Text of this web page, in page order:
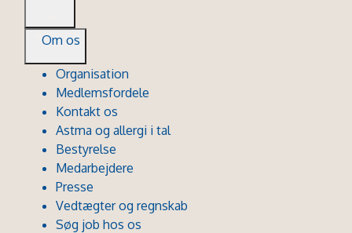
Om os
Organisation
Medlemsfordele
Kontakt os
Astma og allergi i tal
Bestyrelse
Medarbejdere
Presse
Vedtægter og regnskab
Søg job hos os